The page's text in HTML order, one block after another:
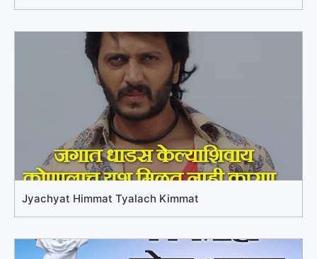
Jyachyat Himmat Tyalach Kimmat